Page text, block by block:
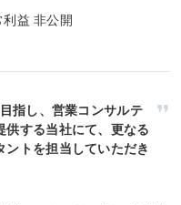
益 非公開
指し、営業コンサルテ
供する当社にて、更なる
ントを担当していただき